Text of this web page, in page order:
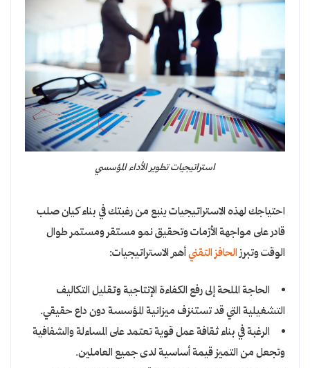
استراتيجيات تطوير الأداء المؤسسي
احتياجك لهذه الاستراتيجيات ينبع من رغبتك في بناء كيان صلب
قادر على مواجهة الأزمات وتحقيق نمو مستقر ومستمر طوال
الوقت وتبرزالحافز التقنيأهم الاستراتيجيات:
الحاجة الملحة إلى رفع الكفاءة الإنتاجية وتقليل التكاليف
التشغيلية التي قد تستنزف ميزانية المؤسسة دون داع حقيقي.
الرغبة في بناء ثقافة عمل قوية تعتمد على المساءلة والشفافية
وتجعل من التميز قيمة أساسية لدى جميع العاملين.